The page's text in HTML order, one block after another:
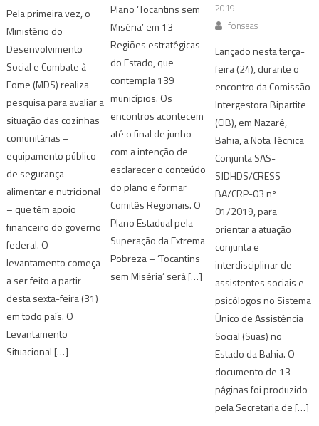
Pela primeira vez, o
Ministério do
Desenvolvimento
Social e Combate à
Fome (MDS) realiza
pesquisa para avaliar a
situação das cozinhas
comunitárias –
equipamento público
de segurança
alimentar e nutricional
– que têm apoio
financeiro do governo
federal. O
levantamento começa
a ser feito a partir
desta sexta-feira (31)
em todo país. O
Levantamento
Situacional […]
Plano ‘Tocantins sem
Miséria’ em 13
Regiões estratégicas
do Estado, que
contempla 139
municípios. Os
encontros acontecem
até o final de junho
com a intenção de
esclarecer o conteúdo
do plano e formar
Comitês Regionais. O
Plano Estadual pela
Superação da Extrema
Pobreza – ‘Tocantins
sem Miséria’ será […]
2019
fonseas
Lançado nesta terça-
feira (24), durante o
encontro da Comissão
Intergestora Bipartite
(CIB), em Nazaré,
Bahia, a Nota Técnica
Conjunta SAS-
SJDHDS/CRESS-
BA/CRP-03 nº
01/2019, para
orientar a atuação
conjunta e
interdisciplinar de
assistentes sociais e
psicólogos no Sistema
Único de Assistência
Social (Suas) no
Estado da Bahia. O
documento de 13
páginas foi produzido
pela Secretaria de […]